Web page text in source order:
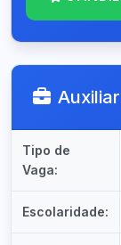
Tipo de
Vaga:
Escolaridade: